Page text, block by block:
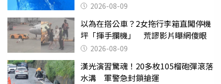
2026-08-09
以為在搭公車？2女拖行李箱直闖停機
坪「揮手攔機」 荒謬影片曝網傻眼
2026-08-09
漢光演習驚魂！20多枚105榴砲彈滾落
水溝 軍警急封鎖搶運